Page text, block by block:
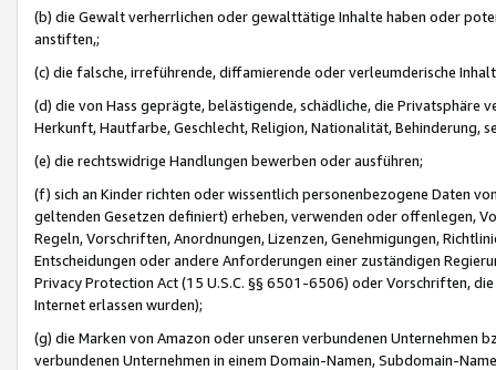
(b) die Gewalt verherrlichen oder gewalttätige Inhalte haben oder
anstiften,;
(c) die falsche, irreführende, diffamierende oder verleumderische
(d) die von Hass geprägte, belästigende, schädliche, die Privatsphäre
Herkunft, Hautfarbe, Geschlecht, Religion, Nationalität, Behinderung,
(e) die rechtswidrige Handlungen bewerben oder ausführen;
(f) sich an Kinder richten oder wissentlich personenbezogene Daten
geltenden Gesetzen definiert) erheben, verwenden oder offenlegen,
Regeln, Vorschriften, Anordnungen, Lizenzen, Genehmigungen,
Entscheidungen oder andere Anforderungen einer zuständigen
Privacy Protection Act (15 U.S.C. §§ 6501-6506) oder Vorschriften,
Internet erlassen wurden);
(g) die Marken von Amazon oder unseren verbundenen Unternehmen
verbundenen Unternehmen in einem Domain-Namen, Subdomain-